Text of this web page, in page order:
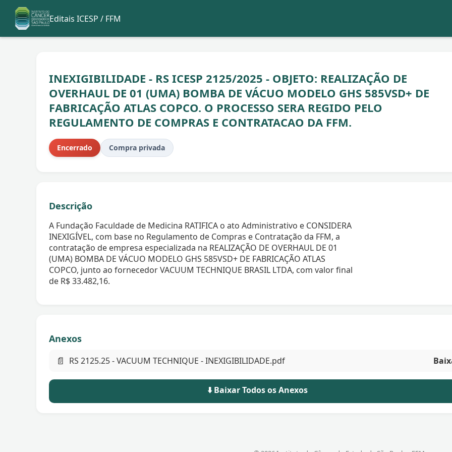
Editais ICESP / FFM
INEXIGIBILIDADE - RS ICESP 2125/2025 - OBJETO: REALIZAÇÃO DE
OVERHAUL DE 01 (UMA) BOMBA DE VÁCUO MODELO GHS 585VSD+ DE
FABRICAÇÃO ATLAS COPCO. O PROCESSO SERA REGIDO PELO
REGULAMENTO DE COMPRAS E CONTRATACAO DA FFM.
Encerrado Compra privada
Descrição
A Fundação Faculdade de Medicina RATIFICA o ato Administrativo e CONSIDERA
INEXIGÍVEL, com base no Regulamento de Compras e Contratação da FFM, a
contratação de empresa especializada na REALIZAÇÃO DE OVERHAUL DE 01
(UMA) BOMBA DE VÁCUO MODELO GHS 585VSD+ DE FABRICAÇÃO ATLAS
COPCO, junto ao fornecedor VACUUM TECHNIQUE BRASIL LTDA, com valor final
de R$ 33.482,16.
Anexos
📄 RS 2125.25 - VACUUM TECHNIQUE - INEXIGIBILIDADE.pdf
⬇️ Baixar Todos os Anexos